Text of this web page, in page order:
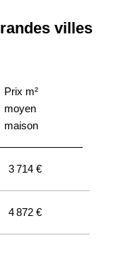
villes
Prix m²
moyen
maison
3 714 €
4 872 €